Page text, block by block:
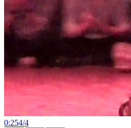
0:254/4